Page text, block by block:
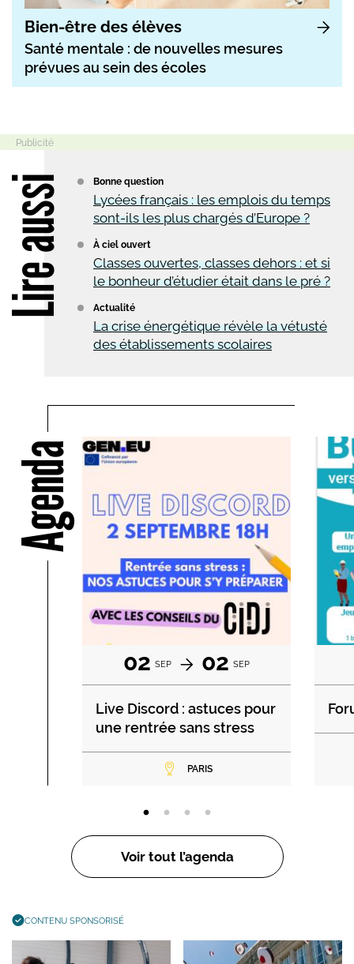
Bien-être des élèves
Santé mentale : de nouvelles mesures
prévues au sein des écoles
Bonne question
Lycées français : les emplois du temps
sont-ils les plus chargés d’Europe ?
À ciel ouvert
Classes ouvertes, classes dehors : et si
le bonheur d’étudier était dans le pré ?
Actualité
La crise énergétique révèle la vétusté
des établissements scolaires
Agenda
02 SEP 02 SEP
Live Discord : astuces pour
une rentrée sans stress
PARIS
Voir tout l’agenda
CONTENU SPONSORISÉ